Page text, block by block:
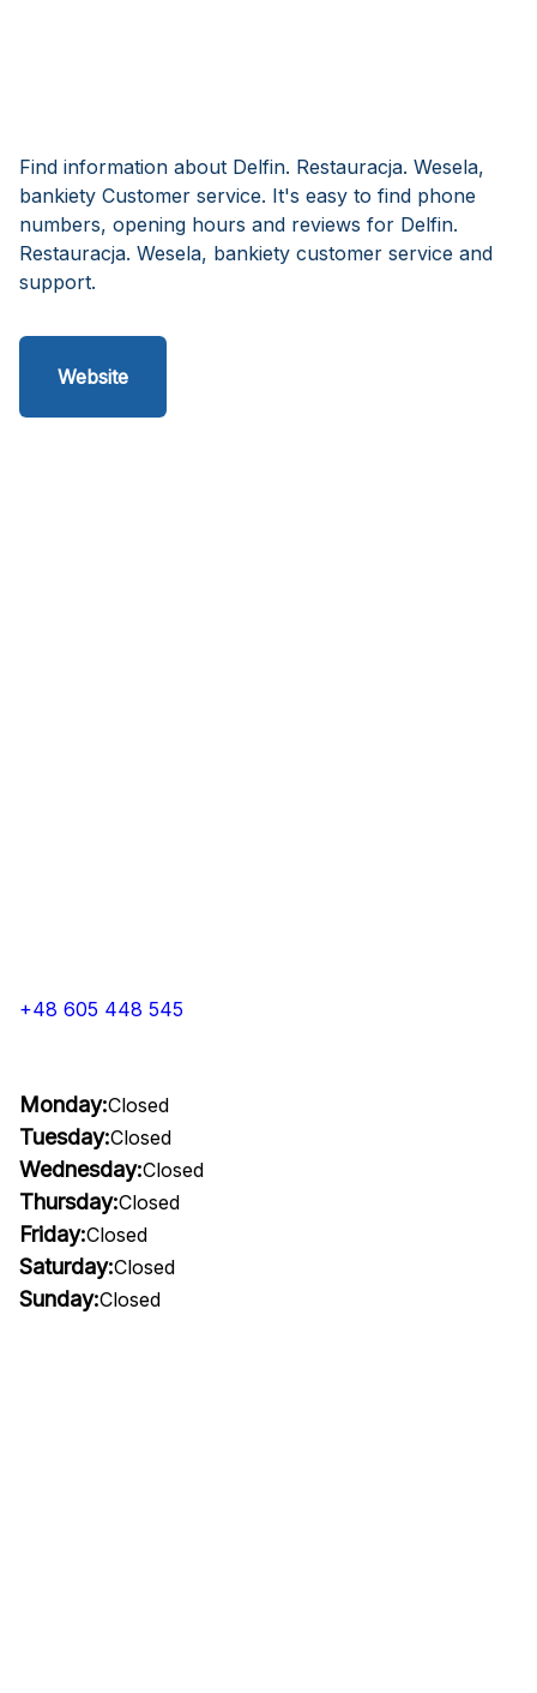
Find information about Delfin. Restauracja. Wesela,
bankiety Customer service. It's easy to find phone
numbers, opening hours and reviews for Delfin.
Restauracja. Wesela, bankiety customer service and
support.
Website
+48 605 448 545
Monday:Closed
Tuesday:Closed
Wednesday:Closed
Thursday:Closed
Friday:Closed
Saturday:Closed
Sunday:Closed